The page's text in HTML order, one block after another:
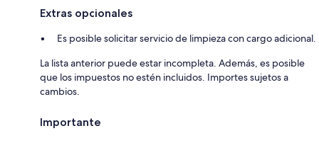
Extras opcionales
Es posible solicitar servicio de limpieza con cargo adicional.
La lista anterior puede estar incompleta. Además, es posible
que los impuestos no estén incluidos. Importes sujetos a
cambios.
Importante